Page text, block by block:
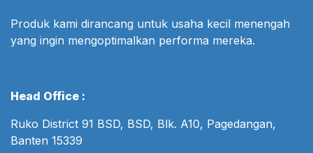
Produk kami dirancang untuk usaha kecil menengah
yang ingin mengoptimalkan performa mereka.
Head Office :
Ruko District 91 BSD, BSD, Blk. A10, Pagedangan,
Banten 15339